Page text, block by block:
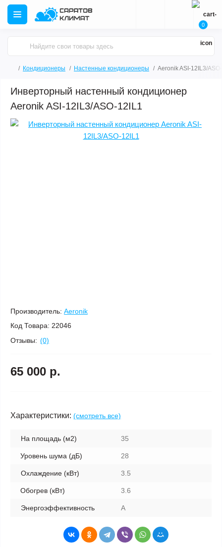
0
Кондиционеры Настенные кондиционеры Aeronik ASI-12IL3/
Инверторный настенный кондиционер
Aeronik ASI-12IL3/ASO-12IL1
Производитель: Aeronik
Код Товара: 22046
Отзывы: (0)
65 000 р.
Характеристики: (смотреть все)
На площадь (м2) 35
Уровень шума (дБ) 28
Охлаждение (кВт) 3.5
Обогрев (кВт) 3.6
Энергоэффективность A